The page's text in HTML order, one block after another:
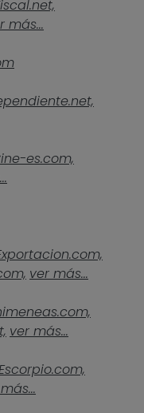
más...
es.com,
ver más...
ver más...